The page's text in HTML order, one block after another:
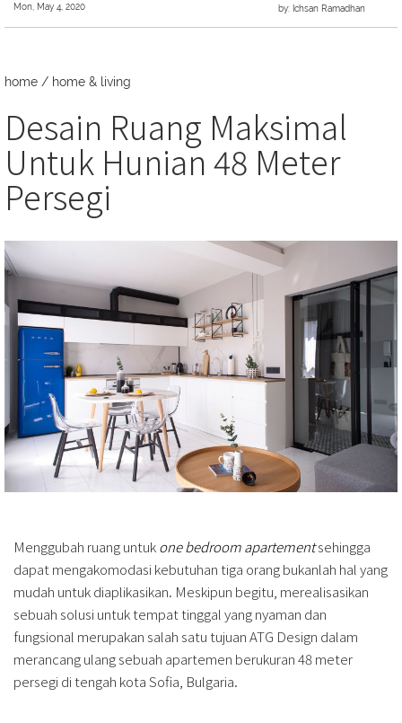
Mon, May 4, 2020 by: Ichsan Ramadhan
home / home & living
Desain Ruang Maksimal
Untuk Hunian 48 Meter
Persegi
Menggubah ruang untukone bedroom apartementsehingga
dapat mengakomodasi kebutuhan tiga orang bukanlah hal yang
mudah untuk diaplikasikan. Meskipun begitu, merealisasikan
sebuah solusi untuk tempat tinggal yang nyaman dan
fungsional merupakan salah satu tujuan ATG Design dalam
merancang ulang sebuah apartemen berukuran 48 meter
persegi di tengah kota Sofia, Bulgaria.